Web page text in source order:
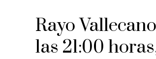
Rayo
las 21:00